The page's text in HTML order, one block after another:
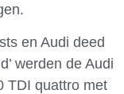
en Audi deed
werden de Audi
TDI quattro met